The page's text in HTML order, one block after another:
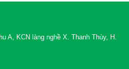
A, KCN làng nghề X. Thanh Thùy, H.